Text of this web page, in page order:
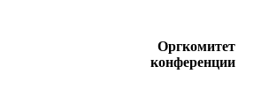
Оргкомитет
конференции